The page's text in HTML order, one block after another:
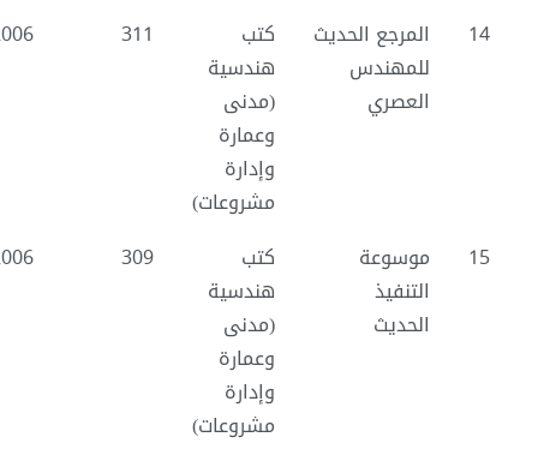
14
المرجع الحديث
للمهندس
العصري
كتب
هندسية
(مدنى
وعمارة
وإدارة
مشروعات)
311
15
موسوعة
التنفيذ
الحديث
كتب
هندسية
(مدنى
وعمارة
وإدارة
مشروعات)
309